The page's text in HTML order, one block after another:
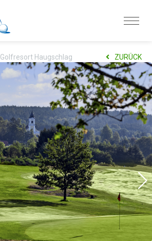
Golfresort Haugschlag ZURÜCK